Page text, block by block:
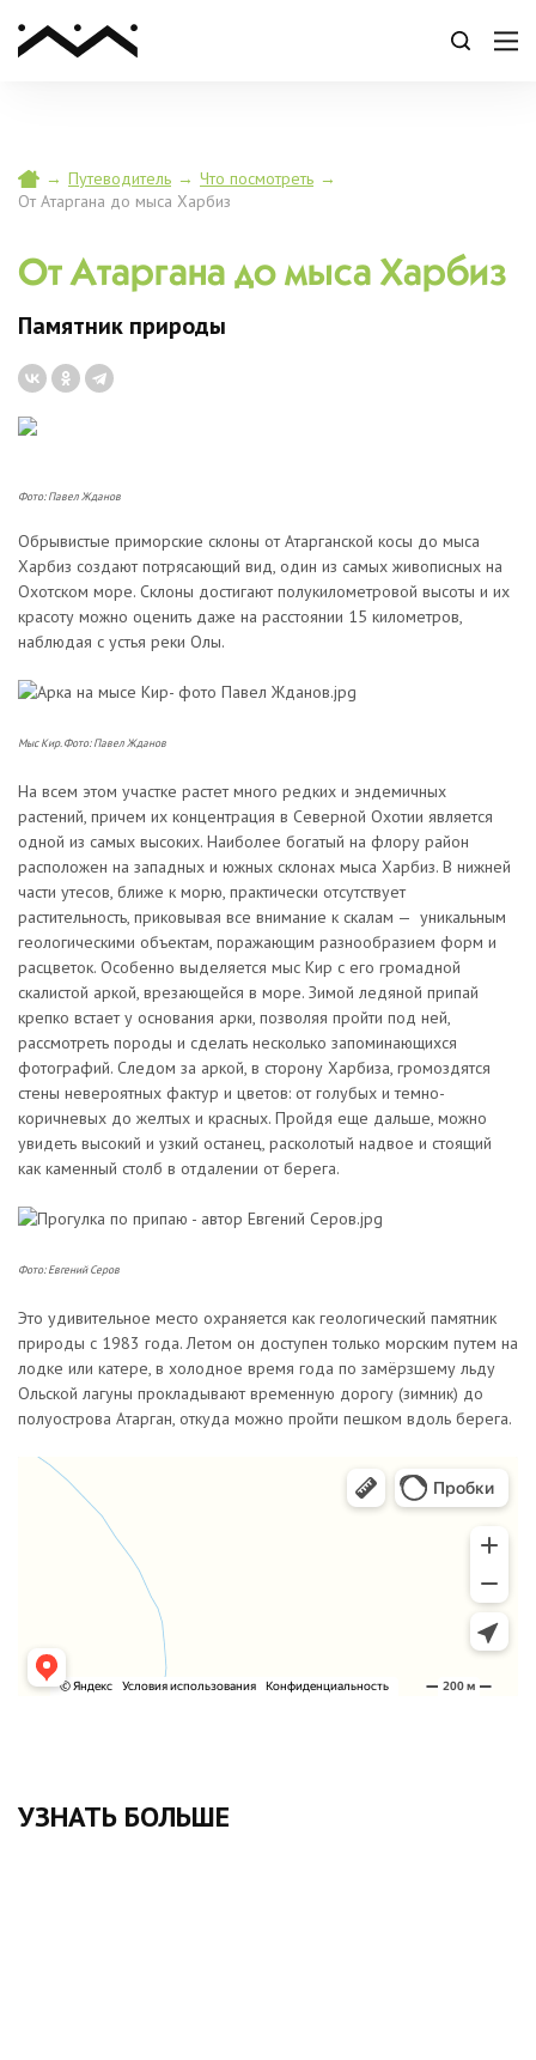
→ Путеводитель → Что посмотреть →
От Атаргана до мыса Харбиз
От Атаргана до мыса Харбиз
Памятник природы
Фото: Павел Жданов
Обрывистые приморские склоны от Атарганской косы до мыса
Харбиз создают потрясающий вид, один из самых живописных на
Охотском море. Склоны достигают полукилометровой высоты и их
красоту можно оценить даже на расстоянии 15 километров,
наблюдая с устья реки Олы.
Мыс Кир. Фото: Павел Жданов
На всем этом участке растет много редких и эндемичных
растений, причем их концентрация в Северной Охотии является
одной из самых высоких. Наиболее богатый на флору район
расположен на западных и южных склонах мыса Харбиз. В нижней
части утесов, ближе к морю, практически отсутствует
растительность, приковывая все внимание к скалам — уникальным
геологическими объектам, поражающим разнообразием форм и
расцветок. Особенно выделяется мыс Кир с его громадной
скалистой аркой, врезающейся в море. Зимой ледяной припай
крепко встает у основания арки, позволяя пройти под ней,
рассмотреть породы и сделать несколько запоминающихся
фотографий. Следом за аркой, в сторону Харбиза, громоздятся
стены невероятных фактур и цветов: от голубых и темно-
коричневых до желтых и красных. Пройдя еще дальше, можно
увидеть высокий и узкий останец, расколотый надвое и стоящий
как каменный столб в отдалении от берега.
Фото: Евгений Серов
Это удивительное место охраняется как геологический памятник
природы с 1983 года. Летом он доступен только морским путем на
лодке или катере, в холодное время года по замёрзшему льду
Ольской лагуны прокладывают временную дорогу (зимник) до
полуострова Атарган, откуда можно пройти пешком вдоль берега.
Мыс Кир Арка
Природа в Магаданской области
УЗНАТЬ БОЛЬШЕ